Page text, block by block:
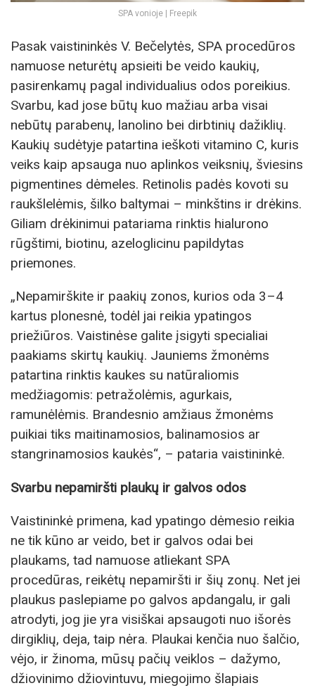
SPA vonioje | Freepik
Pasak vaistininkės V. Bečelytės, SPA procedūros
namuose neturėtų apsieiti be veido kaukių,
pasirenkamų pagal individualius odos poreikius.
Svarbu, kad jose būtų kuo mažiau arba visai
nebūtų parabenų, lanolino bei dirbtinių dažiklių.
Kaukių sudėtyje patartina ieškoti vitamino C, kuris
veiks kaip apsauga nuo aplinkos veiksnių, šviesins
pigmentines dėmeles. Retinolis padės kovoti su
raukšlelėmis, šilko baltymai – minkštins ir drėkins.
Giliam drėkinimui patariama rinktis hialurono
rūgštimi, biotinu, azeloglicinu papildytas
priemones.
„Nepamirškite ir paakių zonos, kurios oda 3–4
kartus plonesnė, todėl jai reikia ypatingos
priežiūros. Vaistinėse galite įsigyti specialiai
paakiams skirtų kaukių. Jauniems žmonėms
patartina rinktis kaukes su natūraliomis
medžiagomis: petražolėmis, agurkais,
ramunėlėmis. Brandesnio amžiaus žmonėms
puikiai tiks maitinamosios, balinamosios ar
stangrinamosios kaukės“, – pataria vaistininkė.
Svarbu nepamiršti plaukų ir galvos odos
Vaistininkė primena, kad ypatingo dėmesio reikia
ne tik kūno ar veido, bet ir galvos odai bei
plaukams, tad namuose atliekant SPA
procedūras, reikėtų nepamiršti ir šių zonų. Net jei
plaukus paslepiame po galvos apdangalu, ir gali
atrodyti, jog jie yra visiškai apsaugoti nuo išorės
dirgiklių, deja, taip nėra. Plaukai kenčia nuo šalčio,
vėjo, ir žinoma, mūsų pačių veiklos – dažymo,
džiovinimo džiovintuvu, miegojimo šlapiais